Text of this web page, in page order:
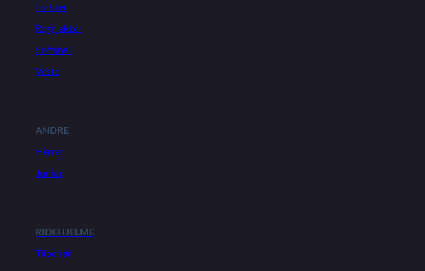
Frakker
Regnjakker
Softshell
Veste
ANDRE
Herrer
Junior
RIDEHJELME
Tilbehør